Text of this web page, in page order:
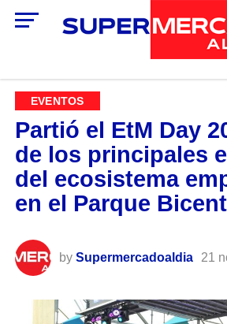
EVENTOS
Partió el EtM Day
de los principales
del ecosistema
en el Parque
by Supermercadoaldia 21